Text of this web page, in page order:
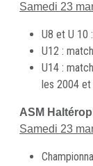
Samedi 23
U8 et U 10
U12 :
U14 :
les 2004 et
ASM
Samedi 23